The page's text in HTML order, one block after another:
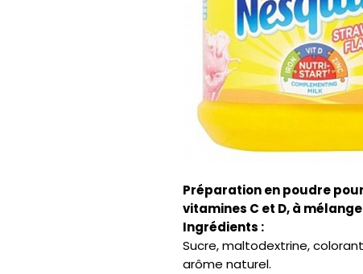
Préparation en poudre
vitamines C et D, à
Ingrédients :
Sucre, maltodextrine,
arôme naturel.